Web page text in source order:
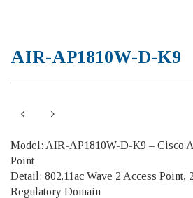
AIR-AP1810W-D-K9
Model: AIR-AP1810W-D-K9 – Cisco
Point
Detail: 802.11ac Wave 2 Access Point,
Regulatory Domain